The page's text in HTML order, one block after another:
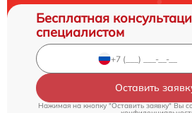
Бесплатная
специалистом
Оставить
Нажимая на кнопку "Оставить заявку" Вы